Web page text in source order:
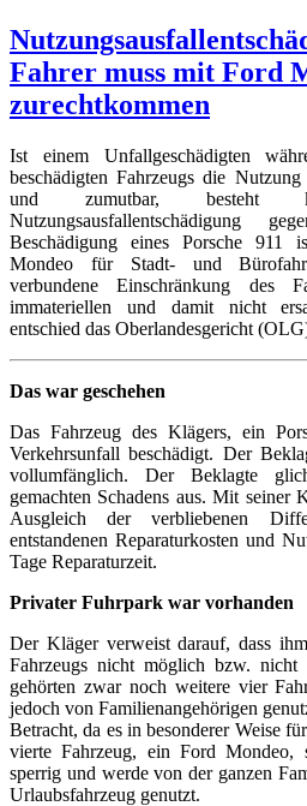
Fahrer muss mit Ford
zurechtkommen
Ist einem Unfallgeschädigten
beschädigten Fahrzeugs die
und zumutbar, besteht
Nutzungsausfallentschädigung
Beschädigung eines Porsche 911
Mondeo für Stadt- und
verbundene Einschränkung des
immateriellen und damit nicht
entschied das Oberlandesgericht
Das war geschehen
Das Fahrzeug des Klägers, ein
Verkehrsunfall beschädigt. Der
vollumfänglich. Der Beklagte
gemachten Schadens aus. Mit seiner
Ausgleich der verbliebenen
entstandenen Reparaturkosten und
Tage Reparaturzeit.
Privater Fuhrpark war vorhanden
Der Kläger verweist darauf, dass
Fahrzeugs nicht möglich bzw. nicht
gehörten zwar noch weitere vier
jedoch von Familienangehörigen
Betracht, da es in besonderer Weise
vierte Fahrzeug, ein Ford Mondeo,
sperrig und werde von der ganzen
Urlaubsfahrzeug genutzt.